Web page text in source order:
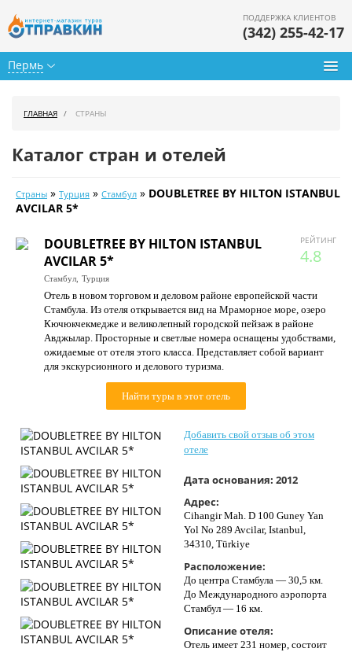
Пермь
ПОДДЕРЖКА КЛИЕНТОВ
(342) 255-42-17
Календарь туров
Цены дня
Страны
Как купить
О нас
Контакты
ГЛАВНАЯ СТРАНЫ
Каталог стран и отелей
Страны » Турция » Стамбул » DOUBLETREE BY HILTON ISTANBUL
AVCILAR 5*
РЕЙТИНГ
4.8
DOUBLETREE BY HILTON ISTANBUL
AVCILAR 5*
Стамбул, Турция
Отель в новом торговом и деловом районе европейской части
Стамбула. Из отеля открывается вид на Мраморное море, озеро
Кючюкчекмедже и великолепный городской пейзаж в районе
Авджылар. Просторные и светлые номера оснащены удобствами,
ожидаемые от отеля этого класса. Представляет собой вариант
для экскурсионного и делового туризма.
Найти туры в этот отель
Добавить свой отзыв об этом
отеле
Дата основания: 2012
Адрес:
Cihangir Mah. D 100 Guney Yan
Yol No 289 Avcilar, Istanbul,
34310, Türkiye
Расположение:
До центра Стамбула — 30,5 км.
До Международного аэропорта
Стамбул — 16 км.
Описание отеля:
Отель имеет 231 номер, состоит